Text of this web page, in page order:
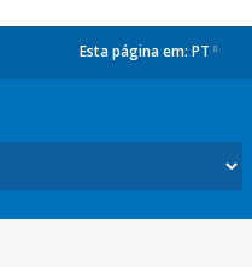
Esta página em: PT